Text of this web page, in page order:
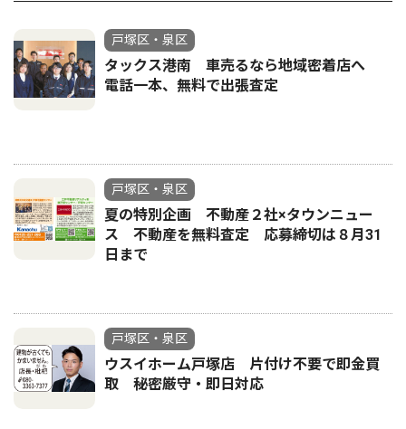
戸塚区・泉区
タックス港南 車売るなら地域密着店へ
電話一本、無料で出張査定
戸塚区・泉区
夏の特別企画 不動産２社×タウンニュー
ス 不動産を無料査定 応募締切は８月31
日まで
戸塚区・泉区
ウスイホーム戸塚店 片付け不要で即金買
取 秘密厳守・即日対応